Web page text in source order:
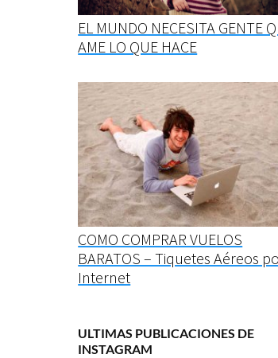
EL MUNDO NECESITA GENTE
AME LO QUE HACE
COMO COMPRAR VUELOS
BARATOS – Tiquetes Aéreos
Internet
ULTIMAS PUBLICACIONES DE
INSTAGRAM